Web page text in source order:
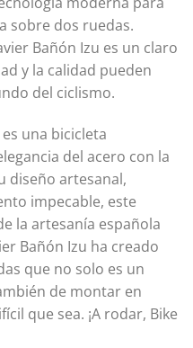
sobre dos ruedas.
Bañón Izu es un claro
y la calidad pueden
del ciclismo.
una bicicleta
del acero con la
diseño artesanal,
impecable, este
la artesanía española
Bañón Izu ha creado
que no solo es un
de montar en
que sea. ¡A rodar, Bike